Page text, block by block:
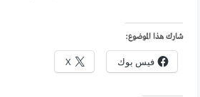
شارك هذا الموضوع:
فيس بوك X